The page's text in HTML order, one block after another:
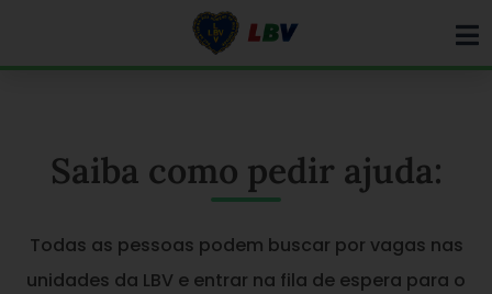
Saiba como pedir ajuda:
Todas as pessoas podem buscar por vagas nas
unidades da LBV e entrar na fila de espera para o